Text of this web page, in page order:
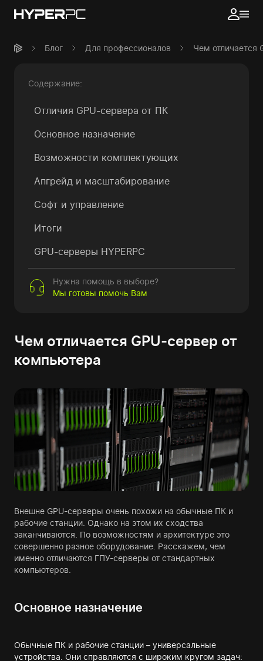
Блог Для профессионалов Чем отличается
Содержание:
Отличия GPU-сервера от ПК
Основное назначение
Возможности комплектующих
Апгрейд и масштабирование
Софт и управление
Итоги
GPU-серверы HYPERPC
Нужна помощь в выборе?
Мы готовы помочь Вам
Чем отличается GPU-сервер от
компьютера
Внешне GPU-серверы очень похожи на обычные ПК и
рабочие станции. Однако на этом их сходства
заканчиваются. По возможностям и архитектуре это
совершенно разное оборудование. Расскажем, чем
именно отличаются ГПУ-серверы от стандартных
компьютеров.
Основное назначение
Обычные ПК и рабочие станции – универсальные
устройства. Они справляются с широким кругом задач: